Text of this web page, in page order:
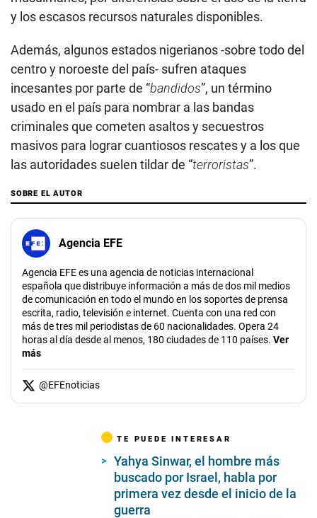
y los escasos recursos naturales disponibles.
Además, algunos estados nigerianos -sobre todo del
centro y noroeste del país- sufren ataques
incesantes por parte de “bandidos”, un término
usado en el país para nombrar a las bandas
criminales que cometen asaltos y secuestros
masivos para lograr cuantiosos rescates y a los que
las autoridades suelen tildar de “terroristas”.
SOBRE EL AUTOR
Agencia EFE
Agencia EFE es una agencia de noticias internacional
española que distribuye información a más de dos mil medios
de comunicación en todo el mundo en los soportes de prensa
escrita, radio, televisión e internet. Cuenta con una red con
más de tres mil periodistas de 60 nacionalidades. Opera 24
horas al día desde al menos, 180 ciudades de 110 países. Ver
más
@EFEnoticias
TE PUEDE INTERESAR
Yahya Sinwar, el hombre más
buscado por Israel, habla por
primera vez desde el inicio de la
guerra